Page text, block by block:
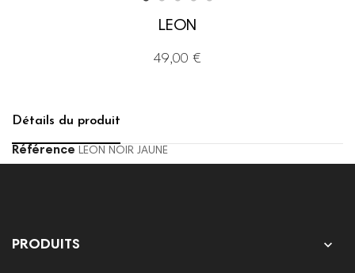
LEON
49,00 €
Détails du produit
Référence LEON NOIR JAUNE
PRODUITS 